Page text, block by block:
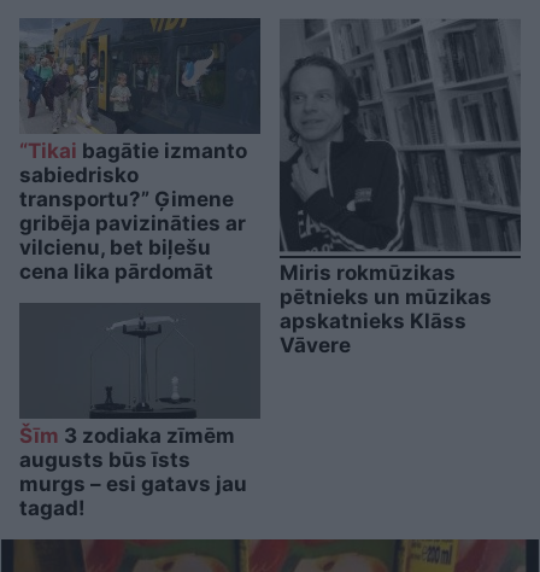
“Tikai bagātie izmanto
sabiedrisko
transportu?” Ģimene
gribēja pavizināties ar
vilcienu, bet biļešu
cena lika pārdomāt
Šīm 3 zodiaka zīmēm
augusts būs īsts
murgs – esi gatavs jau
tagad!
Miris rokmūzikas
pētnieks un mūzikas
apskatnieks Klāss
Vāvere